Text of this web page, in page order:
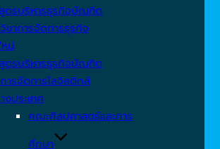
ตรบริหารธุรกิจบัณฑิต
ชาการจัดการธุรกิจ
ม่
ตรบริหารธุรกิจบัณฑิต
ารจัดการโลจิสติกส์
งประเทศ
คณะศิลปศาสตร์และการ
ศึกษา